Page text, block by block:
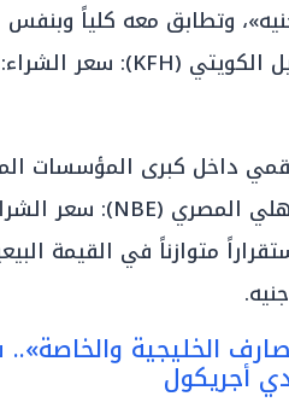
جنيه، سعر البيع: 60.51 جنيه»، وتطابق معه
داخل كبرى المؤسسات
أوجد استقراراً متوازناً في القيمة
الخليجية
أجريكول